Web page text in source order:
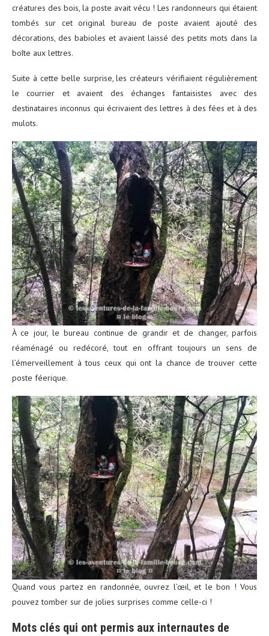
créatures des bois, la poste avait vécu ! Les randonneurs qui étaient
tombés sur cet original bureau de poste avaient ajouté des
décorations, des babioles et avaient laissé des petits mots dans la
boîte aux lettres.
Suite à cette belle surprise, les créateurs vérifiaient régulièrement
le courrier et avaient des échanges fantaisistes avec des
destinataires inconnus qui écrivaient des lettres à des fées et à des
mulots.
À ce jour, le bureau continue de grandir et de changer, parfois
réaménagé ou redécoré, tout en offrant toujours un sens de
l’émerveillement à tous ceux qui ont la chance de trouver cette
poste féerique.
Quand vous partez en randonnée, ouvrez l’œil, et le bon ! Vous
pouvez tomber sur de jolies surprises comme celle-ci !
Mots clés qui ont permis aux internautes de